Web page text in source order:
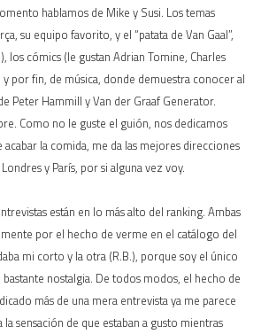
hablamos de Mike y Susi. Los temas
su equipo favorito, y el “patata de Van Gaal”,
los cómics (le gustan Adrian Tomine, Charles
por fin, de música, donde demuestra conocer al
Peter Hammill y Van der Graaf Generator.
Como no le guste el guión, nos dedicamos
la comida, me da las mejores direcciones
y París, por si alguna vez voy.
están en lo más alto del ranking. Ambas
por el hecho de verme en el catálogo del
mi corto y la otra (R.B.), porque soy el único
nostalgia. De todos modos, el hecho de
más de una mera entrevista ya me parece
sensación de que estaban a gusto mientras